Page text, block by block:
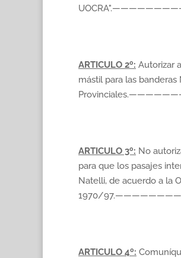
ARTICULO 2º: Autorizar
mástil para las banderas
ARTICULO 3º: No
para que los pasajes
Natelli, de acuerdo a la
1970/
ARTICULO 4º: